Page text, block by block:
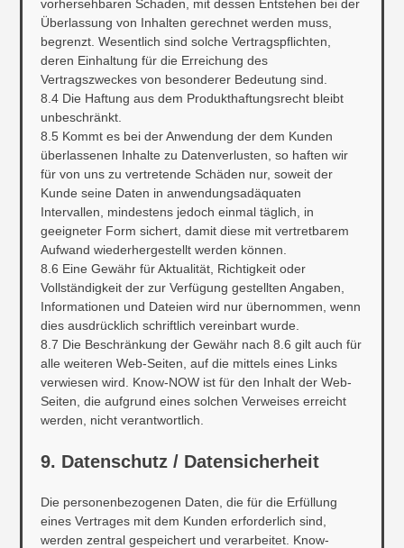
vorhersehbaren Schaden, mit dessen Entstehen bei der
Überlassung von Inhalten gerechnet werden muss,
begrenzt. Wesentlich sind solche Vertragspflichten,
deren Einhaltung für die Erreichung des
Vertragszweckes von besonderer Bedeutung sind.
8.4 Die Haftung aus dem Produkthaftungsrecht bleibt
unbeschränkt.
8.5 Kommt es bei der Anwendung der dem Kunden
überlassenen Inhalte zu Datenverlusten, so haften wir
für von uns zu vertretende Schäden nur, soweit der
Kunde seine Daten in anwendungsadäquaten
Intervallen, mindestens jedoch einmal täglich, in
geeigneter Form sichert, damit diese mit vertretbarem
Aufwand wiederhergestellt werden können.
8.6 Eine Gewähr für Aktualität, Richtigkeit oder
Vollständigkeit der zur Verfügung gestellten Angaben,
Informationen und Dateien wird nur übernommen, wenn
dies ausdrücklich schriftlich vereinbart wurde.
8.7 Die Beschränkung der Gewähr nach 8.6 gilt auch für
alle weiteren Web-Seiten, auf die mittels eines Links
verwiesen wird. Know-NOW ist für den Inhalt der Web-
Seiten, die aufgrund eines solchen Verweises erreicht
werden, nicht verantwortlich.
9. Datenschutz / Datensicherheit
Die personenbezogenen Daten, die für die Erfüllung
eines Vertrages mit dem Kunden erforderlich sind,
werden zentral gespeichert und verarbeitet. Know-